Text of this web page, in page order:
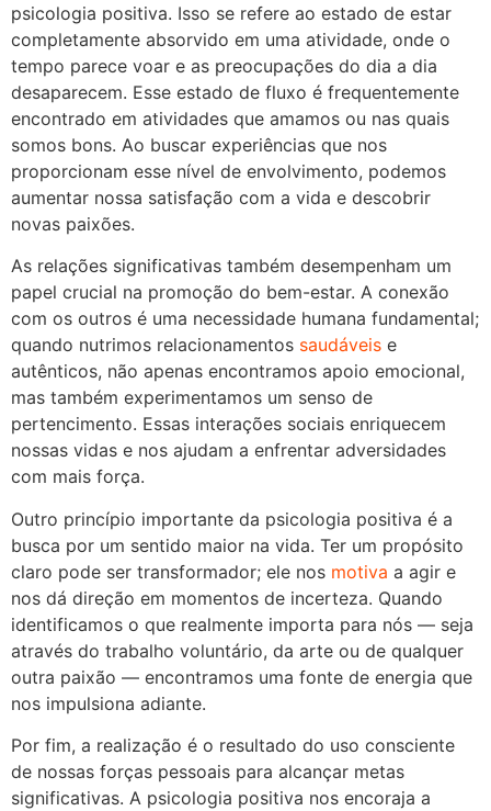
psicologia positiva. Isso se refere ao estado de estar
completamente absorvido em uma atividade, onde o
tempo parece voar e as preocupações do dia a dia
desaparecem. Esse estado de fluxo é frequentemente
encontrado em atividades que amamos ou nas quais
somos bons. Ao buscar experiências que nos
proporcionam esse nível de envolvimento, podemos
aumentar nossa satisfação com a vida e descobrir
novas paixões.
As relações significativas também desempenham um
papel crucial na promoção do bem-estar. A conexão
com os outros é uma necessidade humana fundamental;
quando nutrimos relacionamentos saudáveis e
autênticos, não apenas encontramos apoio emocional,
mas também experimentamos um senso de
pertencimento. Essas interações sociais enriquecem
nossas vidas e nos ajudam a enfrentar adversidades
com mais força.
Outro princípio importante da psicologia positiva é a
busca por um sentido maior na vida. Ter um propósito
claro pode ser transformador; ele nos motiva a agir e
nos dá direção em momentos de incerteza. Quando
identificamos o que realmente importa para nós — seja
através do trabalho voluntário, da arte ou de qualquer
outra paixão — encontramos uma fonte de energia que
nos impulsiona adiante.
Por fim, a realização é o resultado do uso consciente
de nossas forças pessoais para alcançar metas
significativas. A psicologia positiva nos encoraja a